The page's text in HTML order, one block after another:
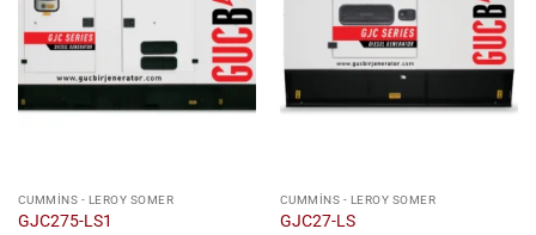
CUMMINS - LEROY SOMER
GJC275-LS1
CUMMINS - LEROY SOMER
GJC27-LS